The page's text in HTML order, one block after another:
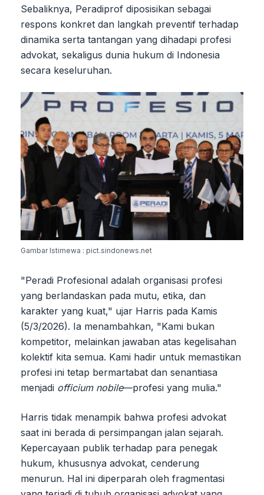
Sebaliknya, Peradiprof diposisikan sebagai
respons konkret dan langkah preventif terhadap
dinamika serta tantangan yang dihadapi profesi
advokat, sekaligus dunia hukum di Indonesia
secara keseluruhan.
Gambar Istimewa : pict.sindonews.net
"Peradi Profesional adalah organisasi profesi
yang berlandaskan pada mutu, etika, dan
karakter yang kuat," ujar Harris pada Kamis
(5/3/2026). Ia menambahkan, "Kami bukan
kompetitor, melainkan jawaban atas kegelisahan
kolektif kita semua. Kami hadir untuk memastikan
profesi ini tetap bermartabat dan senantiasa
menjadi officium nobile—profesi yang mulia."
Harris tidak menampik bahwa profesi advokat
saat ini berada di persimpangan jalan sejarah.
Kepercayaan publik terhadap para penegak
hukum, khususnya advokat, cenderung
menurun. Hal ini diperparah oleh fragmentasi